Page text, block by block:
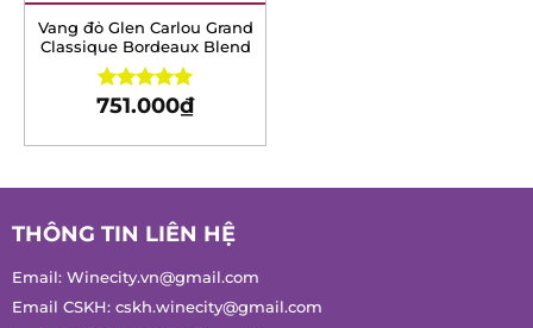
Vang đỏ Glen Carlou Grand
Classique Bordeaux Blend
Rated5.00
751.000₫
THÔNG TIN LIÊN HỆ
Email: Winecity.vn@gmail.com
Email CSKH: cskh.winecity@gmail.com